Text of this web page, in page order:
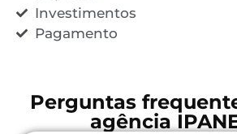
Investimentos
Pagamento
Perguntas
agência